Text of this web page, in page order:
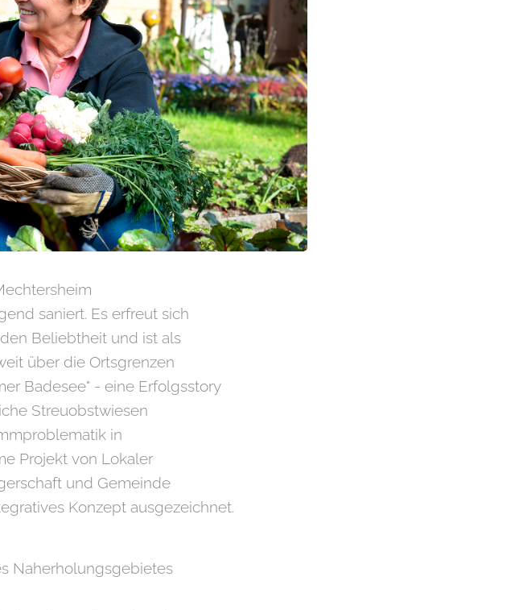
saniert. Es erfreut sich
Beliebtheit und ist als
über die Ortsgrenzen
Badesee" - eine Erfolgsstory
Streuobstwiesen
in
Projekt von Lokaler
und Gemeinde
Konzept ausgezeichnet.
Naherholungsgebietes